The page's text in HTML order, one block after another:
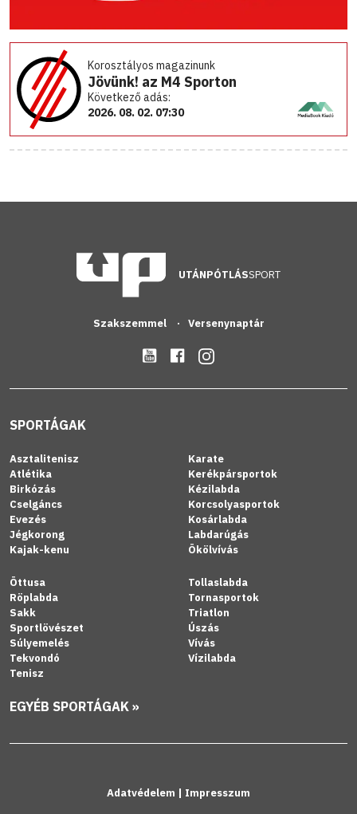
Korosztályos magazinunk
Jövünk! az M4 Sporton
Következő adás:
2026. 08. 02. 07:30
UTÁNPÓTLÁSSPORT
Szakszemmel Versenynaptár
SPORTÁGAK
Asztalitenisz
Atlétika
Birkózás
Cselgáncs
Evezés
Jégkorong
Kajak-kenu
Karate
Kerékpársportok
Kézilabda
Korcsolyasportok
Kosárlabda
Labdarúgás
Ökölvívás
Öttusa
Röplabda
Sakk
Sportlövészet
Súlyemelés
Tekvondó
Tenisz
Tollaslabda
Tornasportok
Triatlon
Úszás
Vívás
Vízilabda
EGYÉB SPORTÁGAK »
Adatvédelem | Impresszum